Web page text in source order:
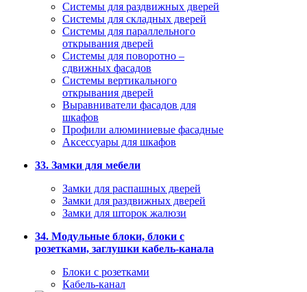
Системы для раздвижных дверей
Системы для складных дверей
Системы для параллельного
открывания дверей
Системы для поворотно –
сдвижных фасадов
Системы вертикального
открывания дверей
Выравниватели фасадов для
шкафов
Профили алюминиевые фасадные
Аксессуары для шкафов
33. Замки для мебели
Замки для распашных дверей
Замки для раздвижных дверей
Замки для шторок жалюзи
34. Модульные блоки, блоки с
розетками, заглушки кабель-канала
Блоки с розетками
Кабель-канал